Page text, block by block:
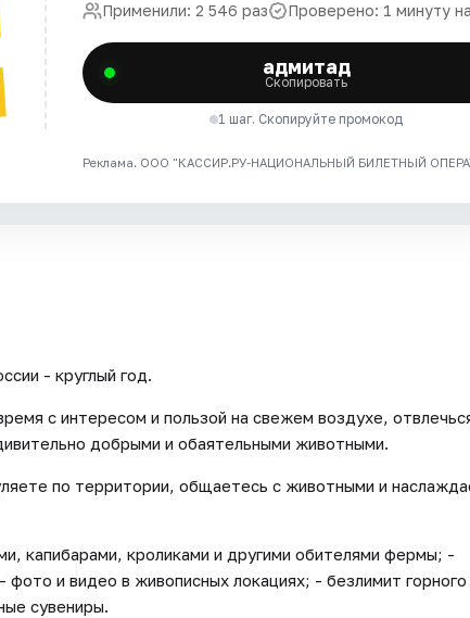
Применили: 2 546 раз Проверено: 1 минуту
адмитад
Скопировать
1 шаг. Скопируйте промокод
Реклама. ООО "КАССИР.РУ-НАЦИОНАЛЬНЫЙ БИЛЕТНЫЙ
- круглый год.
с интересом и пользой на свежем воздухе,
добрыми и обаятельными животными.
по территории, общаетесь с животными и
капибарами, кроликами и другими обителями фермы; -
и видео в живописных локациях; - безлимит горного
сувениры.